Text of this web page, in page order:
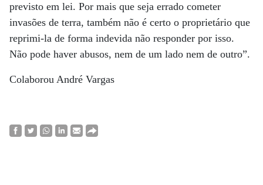
previsto em lei. Por mais que seja errado cometer
invasões de terra, também não é certo o proprietário que
reprimi-la de forma indevida não responder por isso.
Não pode haver abusos, nem de um lado nem de outro”.
Colaborou André Vargas